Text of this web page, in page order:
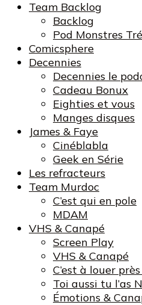
Team Backlog
Backlog
Pod Monstres
Comicsphere
Decennies
Decennies le
Cadeau Bonux
Eighties et vous
Manges disques
James & Faye
Cinéblabla
Geek en Série
Les refracteurs
Team Murdoc
C’est qui en pole
MDAM
VHS & Canapé
Screen Play
VHS & Canapé
C’est à louer
Toi aussi tu l’as
Émotions &